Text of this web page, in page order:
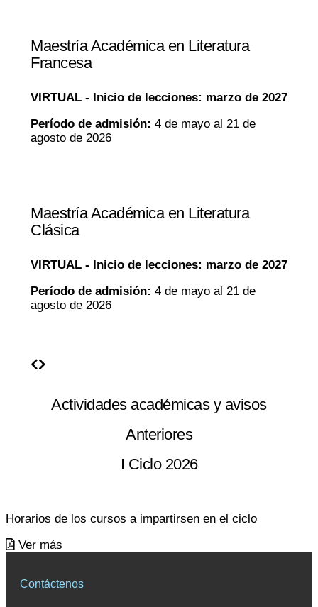
Maestría Académica en Literatura
Francesa
VIRTUAL -
Inicio de lecciones: marzo de 2027
Período de admisión: 4 de mayo al 21 de
agosto de 2026
Maestría Académica en Literatura
Clásica
VIRTUAL -
Inicio de lecciones: marzo de 2027
Período de admisión: 4 de mayo al 21 de
agosto de 2026
Actividades académicas y avisos
Anteriores
I Ciclo 2026
Horarios de los cursos a impartirsen en el ciclo
Ver más
Contáctenos